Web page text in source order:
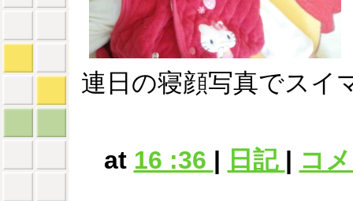
連日の寝顔写真でスイ
at 16 :36 | 日記 | コ